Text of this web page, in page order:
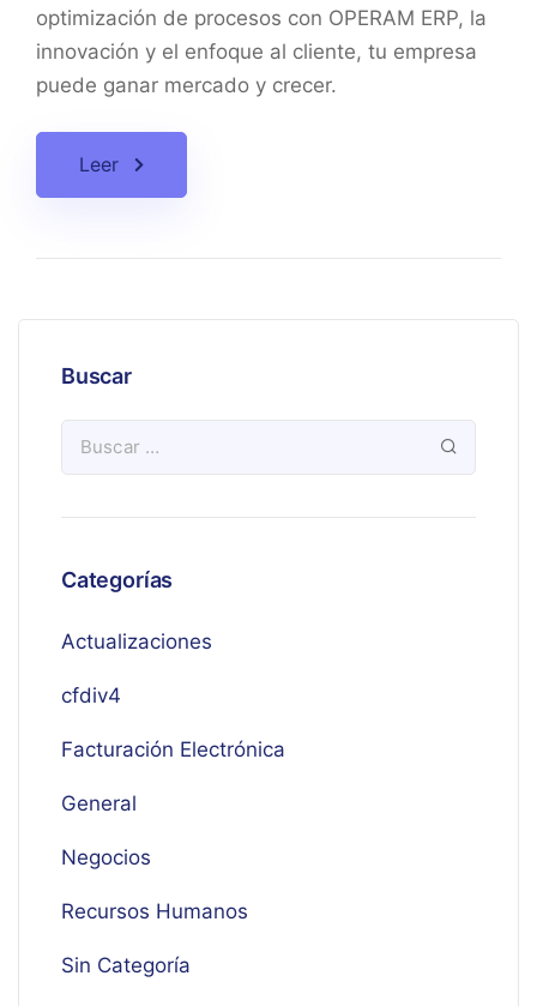
optimización de procesos con OPERAM ERP, la
innovación y el enfoque al cliente, tu empresa
puede ganar mercado y crecer.
Leer
Buscar
Categorías
Actualizaciones
cfdiv4
Facturación Electrónica
General
Negocios
Recursos Humanos
Sin Categoría